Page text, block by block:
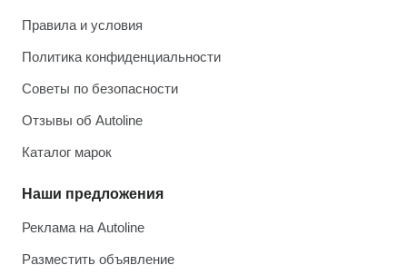
Правила и условия
Политика конфиденциальности
Советы по безопасности
Отзывы об Autoline
Каталог марок
Наши предложения
Реклама на Autoline
Разместить объявление